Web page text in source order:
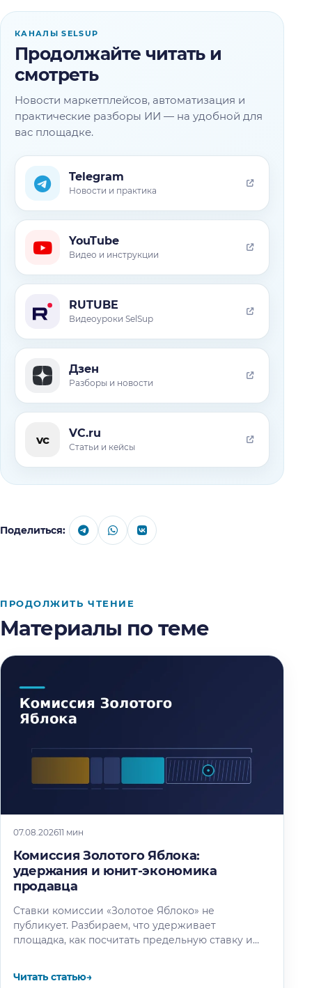
КАНАЛЫ SELSUP
Продолжайте читать и
смотреть
Новости маркетплейсов, автоматизация и
практические разборы ИИ — на удобной для
вас площадке.
Telegram
Новости и практика
YouTube
Видео и инструкции
RUTUBE
Видеоуроки SelSup
Дзен
Разборы и новости
vc VC.ru
Статьи и кейсы
Поделиться:
ПРОДОЛЖИТЬ ЧТЕНИЕ
Материалы по теме
07.08.202611 мин
Комиссия Золотого Яблока:
удержания и юнит-экономика
продавца
Ставки комиссии «Золотое Яблоко» не
публикует. Разбираем, что удерживает
площадка, как посчитать предельную ставку и
Читать статью→